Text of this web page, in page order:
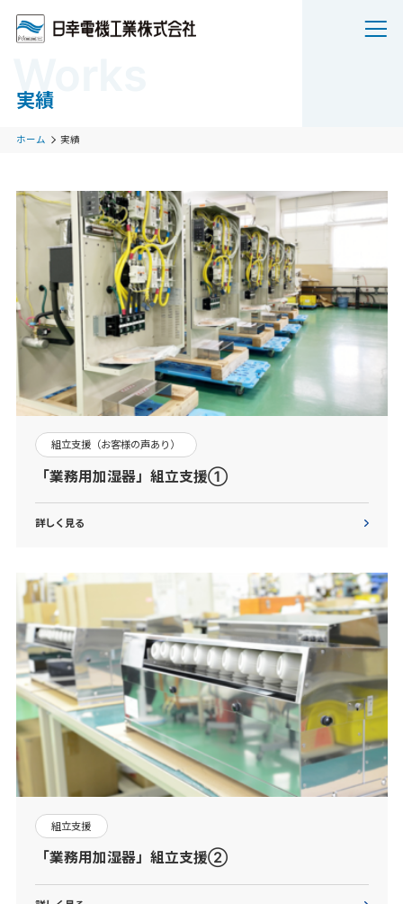
実績
ホーム 実績
組立支援（お客様の声あり）
「業務用加湿器」組立支援①
詳しく見る
組立支援
「業務用加湿器」組立支援②